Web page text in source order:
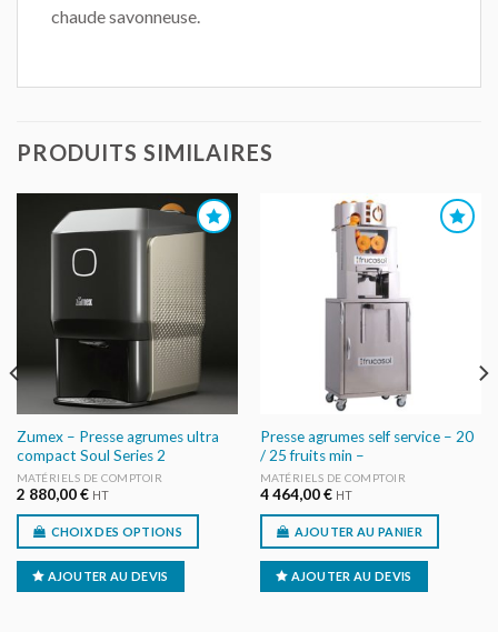
chaude savonneuse.
PRODUITS SIMILAIRES
AJOUTER
Zumex – Presse agrumes ultra
compact Soul Series 2
MATÉRIELS DE COMPTOIR
2 880,00€ HT
CHOIX DES OPTIONS
AJOUTER AU DEVIS
AJOUTER
AU DEVIS
Presse agrumes self service – 20
/ 25 fruits min –
MATÉRIELS DE COMPTOIR
4 464,00€ HT
AJOUTER AU PANIER
AJOUTER AU DEVIS